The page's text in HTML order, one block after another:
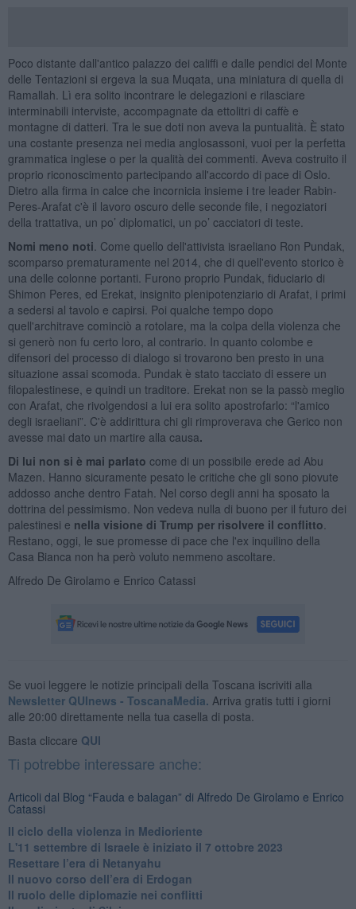
Poco distante dall'antico palazzo dei califfi e dalle pendici del Monte
delle Tentazioni si ergeva la sua Muqata, una miniatura di quella di
Ramallah. Lì era solito incontrare le delegazioni e rilasciare
interminabili interviste, accompagnate da ettolitri di caffè e
montagne di datteri. Tra le sue doti non aveva la puntualità. È stato
una costante presenza nei media anglosassoni, vuoi per la perfetta
grammatica inglese o per la qualità dei commenti. Aveva costruito il
proprio riconoscimento partecipando all'accordo di pace di Oslo.
Dietro alla firma in calce che incornicia insieme i tre leader Rabin-
Peres-Arafat c'è il lavoro oscuro delle seconde file, i negoziatori
della trattativa, un po’ diplomatici, un po’ cacciatori di teste.
Nomi meno noti . Come quello dell'attivista israeliano Ron Pundak,
scomparso prematuramente nel 2014, che di quell'evento storico è
una delle colonne portanti. Furono proprio Pundak, fiduciario di
Shimon Peres, ed Erekat, insignito plenipotenziario di Arafat, i primi
a sedersi al tavolo e capirsi. Poi qualche tempo dopo
quell'architrave cominciò a rotolare, ma la colpa della violenza che
si generò non fu certo loro, al contrario. In quanto colombe e
difensori del processo di dialogo si trovarono ben presto in una
situazione assai scomoda. Pundak è stato tacciato di essere un
filopalestinese, e quindi un traditore. Erekat non se la passò meglio
con Arafat, che rivolgendosi a lui era solito apostrofarlo: “l'amico
degli israeliani”. C'è addirittura chi gli rimproverava che Gerico non
avesse mai dato un martire alla causa.
Di lui non si è mai parlato come di un possibile erede ad Abu
Mazen. Hanno sicuramente pesato le critiche che gli sono piovute
addosso anche dentro Fatah. Nel corso degli anni ha sposato la
dottrina del pessimismo. Non vedeva nulla di buono per il futuro dei
palestinesi e nella visione di Trump per risolvere il conflitto
Restano, oggi, le sue promesse di pace che l'ex inquilino della
Casa Bianca non ha però voluto nemmeno ascoltare.
Alfredo De Girolamo e Enrico Catassi
Se vuoi leggere le notizie principali della Toscana iscriviti alla
Newsletter QUInews - ToscanaMedia. Arriva gratis tutti i giorni
alle 20:00 direttamente nella tua casella di posta.
Basta cliccare QUI
Ti potrebbe interessare anche:
Articoli dal Blog “Fauda e balagan” di Alfredo De Girolamo e Enrico
Catassi
Il ciclo della violenza in Medioriente
L'11 settembre di Israele è iniziato il 7 ottobre 2023
Resettare l’era di Netanyahu
​Il nuovo corso dell’era di Erdogan
Il ruolo delle diplomazie nei conflitti